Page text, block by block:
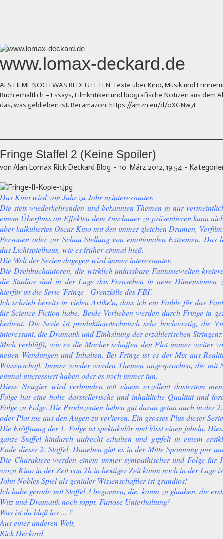
www.lomax-deckard.de
ALS FILME NOCH WAS BEDEUTETEN. Texte über Kino, Musik und
Buch erhältlich – Essays, Filmkritiken und biografische Notizen aus dem
das, was geblieben ist. Bei amazon: https://amzn.eu/d/0XGNw7F
Fringe Staffel 2 (Keine Spoiler)
von Alan Lomax Rick Deckard Blog - 10. März 2012, 19:54 -
Das Kino wird von Jahr zu Jahr uninteressanter.
Die stets wiederkehrenden und bekannten Themen in nur
einem Überfluss an Effekten dem Zuschauer zu präsentieren kann
aber kalkuliertes Oscar Kino mit den immer gleichen Dramen,
Personen oder zur Schau Stellung von emotionalen Extremen.
das Lichtspielhaus, wie es früher einmal hieß.
Die Welt der Serien dagegen wird immer interessanter.
Die Drehbuchautoren, die wirklich unfassbare Fantasiewelten
die Studios sind in der Lage das Fernsehen in neue Dimensionen
hierfür ist die Serie 'Fringe - Grenzfälle des FBI'.
Ich schrieb bereits in vielen Artikeln, dass ich ein Faible für das
für Science Fiction habe. Beide Vorlieben werden durch Fringe in
bedient. Die Serie ist produktionstechnisch sehr hochwertig, die
interessant, die Dramatik und Einhaltung der erzählerischen
Mich verblüfft, wie es die Macher schaffen den Plot immer weiter
neuen Wendungen und Inhalten. Bei Fringe ist es der Mix aus
Wissenschaft. Immer wieder werden Themen angesprochen, die mit
einmal interessiert haben oder es noch immer tun.
Diese Neugier wird verbunden mit einem exzellent dosiertem
Folge hat eine hohe darstellerische und inhaltliche Qualität und
Folge zu Folge. Die Produzenten haben gut daran getan auch in der
oder Plot nie aus den Augen zu verlieren. Ein grosses Plus dieser
Die Eröffnung der 1. Folge ist spektakulär und lässt einen jubeln.
ganze Staffel hindurch aufrecht erhalten und gipfelt in einem
Ende dieser 2. Staffel. Daneben gibt es in der Mitte Spannung pur
Die Charaktere werden einem immer sympathischer und Folge für
wozu Kino in der Zeit von 2h in heutiger Zeit kaum noch in der Lage
John Nobles Spiel als genialer Wissenschaftler ist grandios!
Ich habe gerade mit Staffel 3 begonnen, die, kaum zu glauben, die
Witz und Dramatik noch toppt. Furiose Unterhaltung!
Was ist da bloß los ... ?
Aus einer anderen Welt,
Rick Deckard